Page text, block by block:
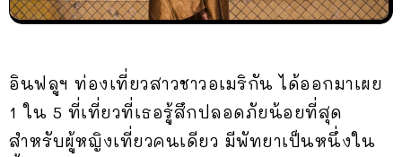
อินฟลูฯ ท่องเที่ยวสาวชาวอเมริกัน ได้ออกมาเผย
1 ใน 5 ที่เที่ยวที่เธอรู้สึกปลอดภัยน้อยที่สุด
สำหรับผู้หญิงเที่ยวคนเดียว มีพัทยาเป็นหนึ่งใน